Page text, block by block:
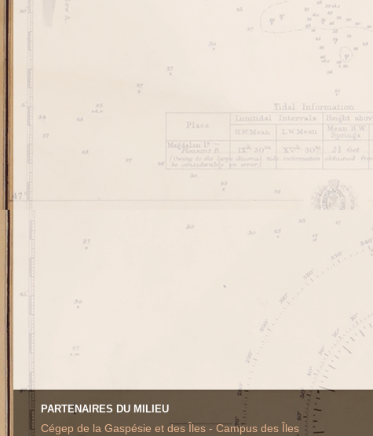
PARTENAIRES DU MILIEU
Cégep de la Gaspésie et des Îles - Campus des Îles